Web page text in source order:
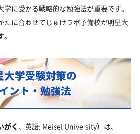
に受かる戦略的な勉強法が重要です。
たに合わせてじゅけラボ予備校が明星大
大学受験対策の
ント・勉強法
がく 、英語: Meisei University）は、